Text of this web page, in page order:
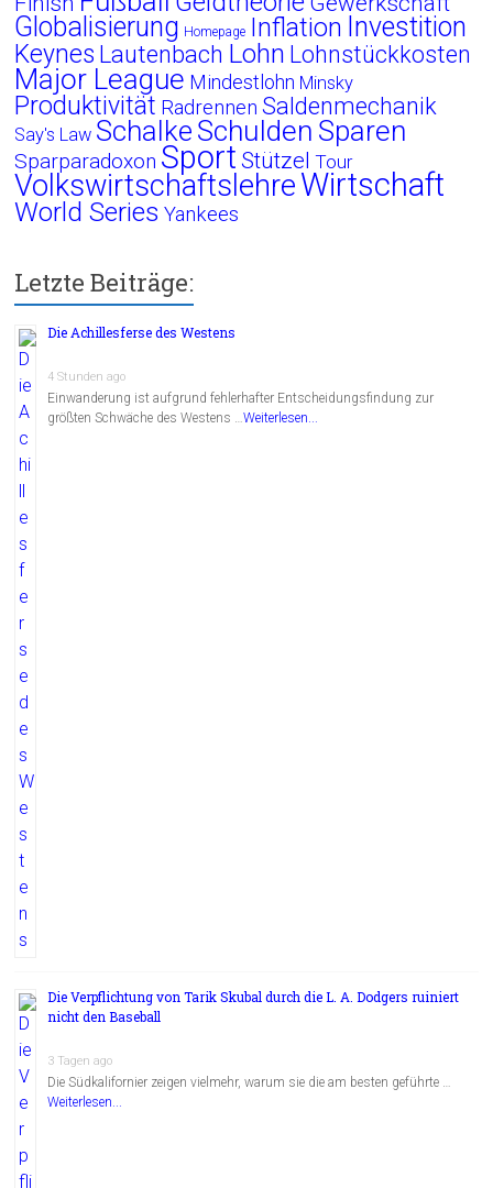
Globalisierung Homepage Inflation Investition
Keynes Lautenbach Lohn Lohnstückkosten
Major League Mindestlohn Minsky
Produktivität Radrennen Saldenmechanik
Say's Law Schalke Schulden Sparen
Sparparadoxon Sport Stützel Tour
VolkswirtschaftslehreWirtschaft
World Series Yankees
Letzte Beiträge:
Die Achillesferse des Westens
4 Stunden ago
Einwanderung ist aufgrund fehlerhafter Entscheidungsfindung zur
größten Schwäche des Westens …Weiterlesen...
Die Verpflichtung von Tarik Skubal durch die L. A. Dodgers ruiniert
nicht den Baseball
3 Tagen ago
Die Südkalifornier zeigen vielmehr, warum sie die am besten geführte …
Weiterlesen...